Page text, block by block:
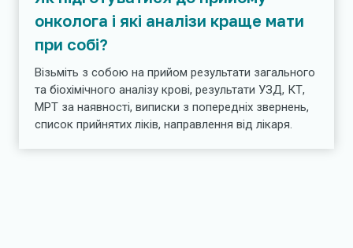
онколога і які аналізи краще мати
при собі?
Візьміть з собою на прийом результати загального
та біохімічного аналізу крові, результати УЗД, КТ,
МРТ за наявності, виписки з попередніх звернень,
список прийнятих ліків, направлення від лікаря.